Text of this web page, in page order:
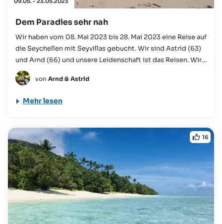
Dem Paradies sehr nah
Wir haben vom 08. Mai 2023 bis 28. Mai 2023 eine Reise auf
die Seychellen mit Seyvillas gebucht. Wir sind Astrid (63)
und Arnd (66) und unsere Leidenschaft ist das Reisen. Wir
haben schon alle Kontinente (außer der Antarktis) bereist
und viele Abenteuer erlebt....
von Arnd & Astrid
Mehr lesen
16